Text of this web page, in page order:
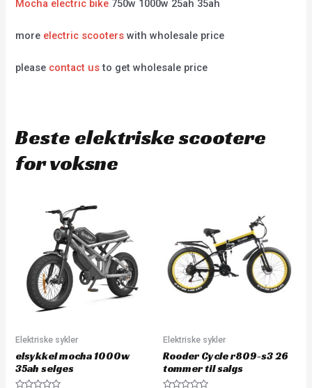
Mocha electric bike 750w 1000w 25ah 35ah
more electric scooters with wholesale price
please contact usto get wholesale price
Beste elektriske scootere
for voksne
Elektriske sykler
elsykkel mocha 1000w
35ah selges
Elektriske sykler
Rooder Cycle r809-s3 26
tommer til salgs